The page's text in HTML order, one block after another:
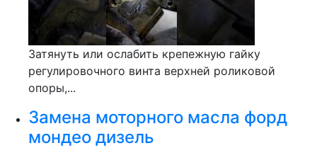
Затянуть или ослабить крепежную гайку
регулировочного винта верхней роликовой
опоры,...
Замена моторного масла форд
мондео дизель